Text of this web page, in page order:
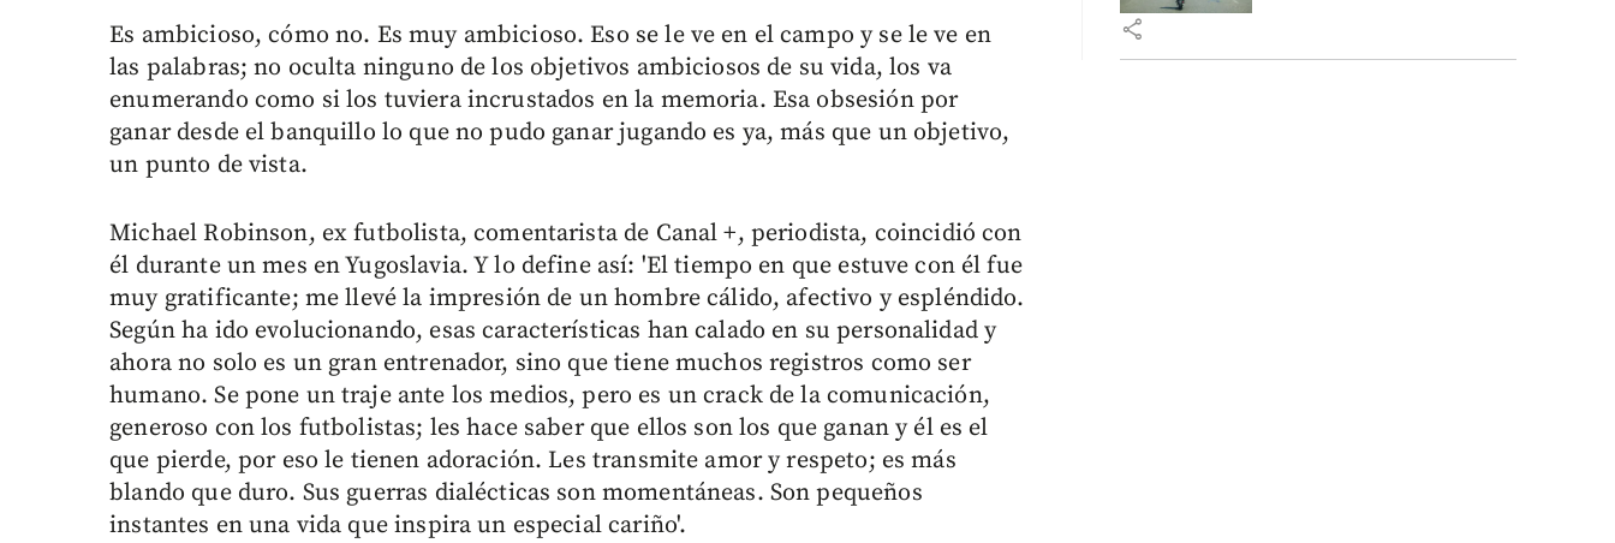
Es ambicioso, cómo no. Es muy ambicioso. Eso se le ve en el campo y se le ve en
las palabras; no oculta ninguno de los objetivos ambiciosos de su vida, los va
enumerando como si los tuviera incrustados en la memoria. Esa obsesión por
ganar desde el banquillo lo que no pudo ganar jugando es ya, más que un objetivo,
un punto de vista.
Michael Robinson, ex futbolista, comentarista de Canal +, periodista, coincidió con
él durante un mes en Yugoslavia. Y lo define así: 'El tiempo en que estuve con él fue
muy gratificante; me llevé la impresión de un hombre cálido, afectivo y espléndido.
Según ha ido evolucionando, esas características han calado en su personalidad y
ahora no solo es un gran entrenador, sino que tiene muchos registros como ser
humano. Se pone un traje ante los medios, pero es un crack de la comunicación,
generoso con los futbolistas; les hace saber que ellos son los que ganan y él es el
que pierde, por eso le tienen adoración. Les transmite amor y respeto; es más
blando que duro. Sus guerras dialécticas son momentáneas. Son pequeños
instantes en una vida que inspira un especial cariño'.
share